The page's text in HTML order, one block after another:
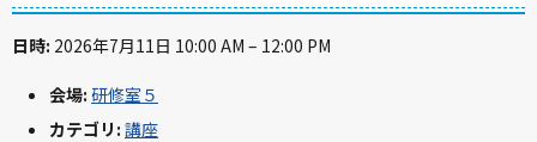
日時: 2026年7月11日 10:00 AM – 12:00 PM
会場: 研修室５
カテゴリ: 講座